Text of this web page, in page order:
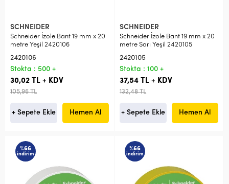
SCHNEIDER
Schneider İzole Bant 19 mm x 20
metre Yeşil 2420106
2420106
Stokta : 500 +
30,02 TL + KDV
105,96 TL
+ Sepete Ekle Hemen Al
SCHNEIDER
Schneider İzole Bant 19 mm x 20
metre Sarı Yeşil 2420105
2420105
Stokta : 100 +
37,54 TL + KDV
132,48 TL
+ Sepete Ekle Hemen Al
%66
indirim
%66
indirim